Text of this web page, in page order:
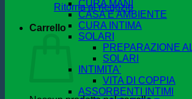
Ritorna al negozio
Carrello
CURA MANI
CASA E AMBIENTE
CURA INTIMA
SOLARI
PREPARAZIONE
SOLARI
INTIMITA'
VITA DI COPPIA
ASSORBENTI INTIMI